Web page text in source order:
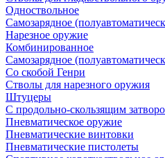
Одноствольное
Самозарядное
Нарезное оружие
Комбинированное
Самозарядное
Со скобой Генри
Стволы для нарезного оружия
Штуцеры
С продольно-скользящим
Пневматическое оружие
Пневматические винтовки
Пневматические пистолеты